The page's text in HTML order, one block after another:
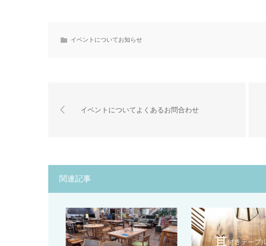
イベントについてお知らせ
イベントについてよくあるお問合わせ
関連記事